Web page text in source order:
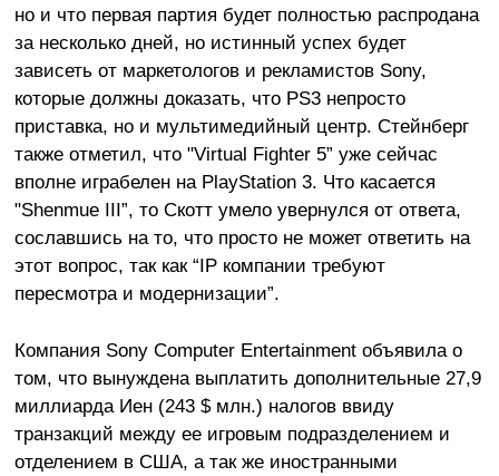
но и что первая партия будет полностью распродана
за несколько дней, но истинный успех будет
зависеть от маркетологов и рекламистов Sony,
которые должны доказать, что PS3 непросто
приставка, но и мультимедийный центр. Стейнберг
также отметил, что "Virtual Fighter 5” уже сейчас
вполне играбелен на PlayStation 3. Что касается
"Shenmue III”, то Скотт умело увернулся от ответа,
сославшись на то, что просто не может ответить на
этот вопрос, так как “IP компании требуют
пересмотра и модернизации”.
Компания Sony Computer Entertainment объявила о
том, что вынуждена выплатить дополнительные 27,9
миллиарда Иен (243 $ млн.) налогов ввиду
транзакций между ее игровым подразделением и
отделением в США, а так же иностранными